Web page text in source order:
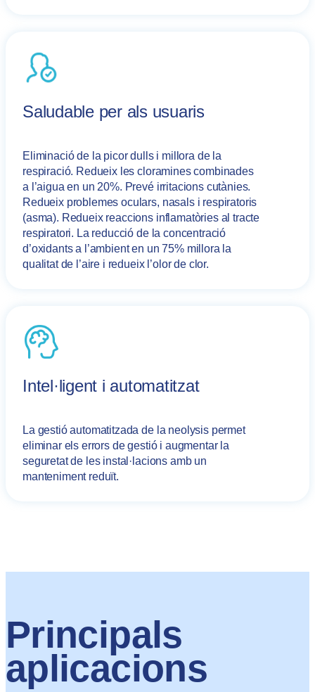
Saludable per als usuaris
Eliminació de la picor dulls i millora de la
respiració. Redueix les cloramines combinades
a l’aigua en un 20%. Prevé irritacions cutànies.
Redueix problemes oculars, nasals i respiratoris
(asma). Redueix reaccions inflamatòries al tracte
respiratori. La reducció de la concentració
d’oxidants a l’ambient en un 75% millora la
qualitat de l’aire i redueix l’olor de clor.
Intel·ligent i automatitzat
La gestió automatitzada de la neolysis permet
eliminar els errors de gestió i augmentar la
seguretat de les instal·lacions amb un
manteniment reduït.
Principals
aplicacions